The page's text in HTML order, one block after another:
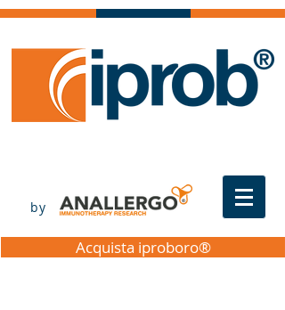
by
Acquista iproboro®